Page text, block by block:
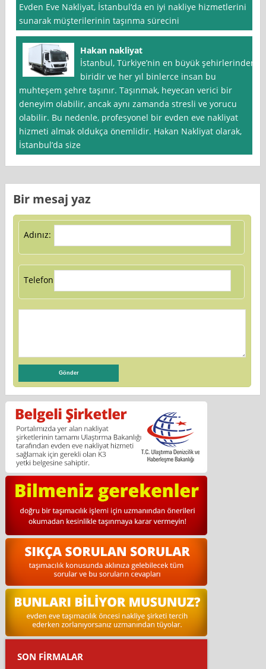
Evden Eve Nakliyat, İstanbul‘da en iyi nakliye hizmetlerini
sunarak müşterilerinin taşınma sürecini
Hakan nakliyat
İstanbul, Türkiye’nin en büyük şehirlerinden
biridir ve her yıl binlerce insan bu
muhteşem şehre taşınır. Taşınmak, heyecan verici bir
deneyim olabilir, ancak aynı zamanda stresli ve yorucu
olabilir. Bu nedenle, profesyonel bir evden eve nakliyat
hizmeti almak oldukça önemlidir. Hakan Nakliyat olarak,
İstanbul’da size
Bir mesaj yaz
Adınız:
Telefon:
SON FİRMALAR